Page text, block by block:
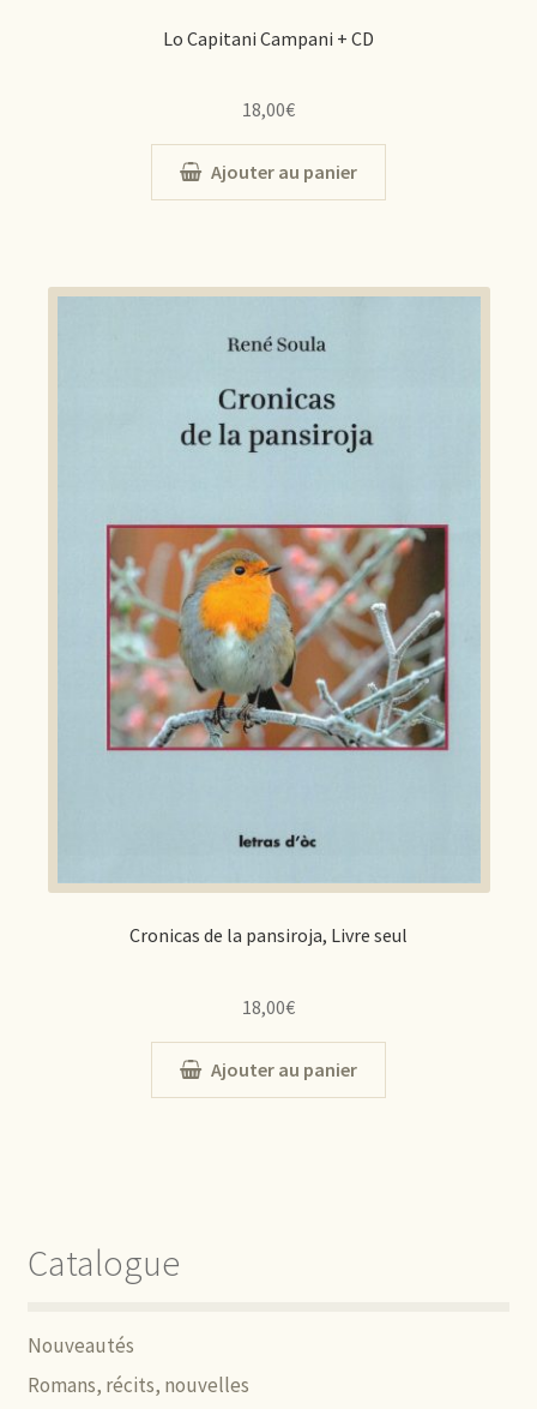
Lo Capitani Campani + CD
18,00€
Ajouter au panier
Cronicas de la pansiroja, Livre seul
18,00€
Ajouter au panier
Catalogue
Nouveautés
Romans, récits, nouvelles